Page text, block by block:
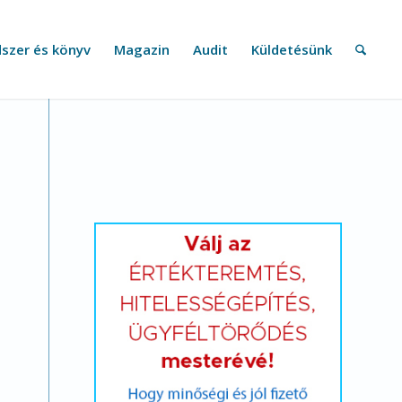
és könyv Magazin Audit Küldetésünk